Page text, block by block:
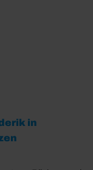
in